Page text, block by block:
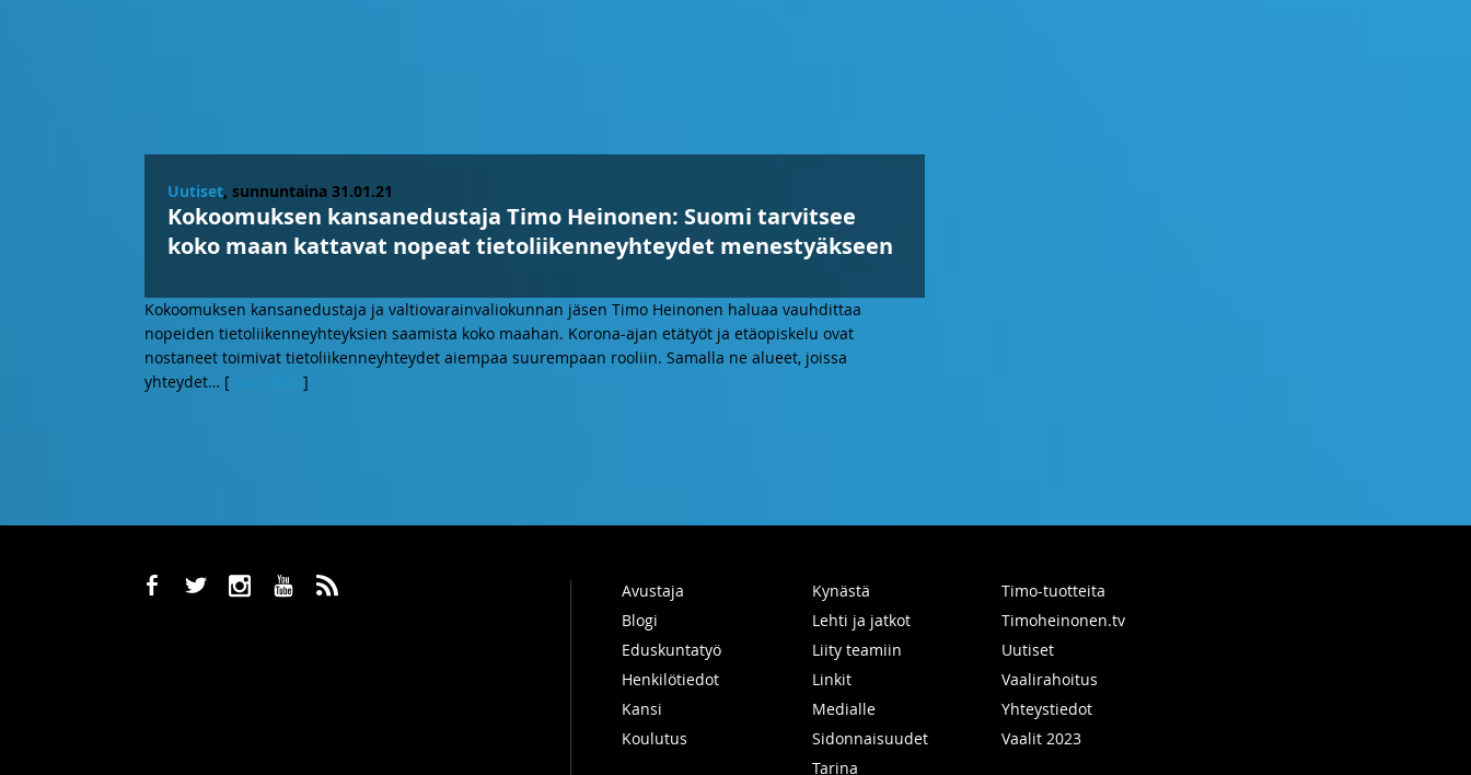
Uutiset, sunnuntaina 31.01.21
Kokoomuksen kansanedustaja Timo Heinonen: Suomi tarvitsee
koko maan kattavat nopeat tietoliikenneyhteydet menestyäkseen
Kokoomuksen kansanedustaja ja valtiovarainvaliokunnan jäsen Timo Heinonen haluaa vauhdittaa
nopeiden tietoliikenneyhteyksien saamista koko maahan. Korona-ajan etätyöt ja etäopiskelu ovat
nostaneet toimivat tietoliikenneyhteydet aiempaa suurempaan rooliin. Samalla ne alueet, joissa
yhteydet… [ ]
b a x r ,
Avustaja
Blogi
Eduskuntatyö
Henkilötiedot
Kansi
Koulutus
Kynästä
Lehti ja jatkot
Liity teamiin
Linkit
Medialle
Sidonnaisuudet
Tarina
Timo-tuotteita
Timoheinonen.tv
Uutiset
Vaalirahoitus
Yhteystiedot
Vaalit 2023